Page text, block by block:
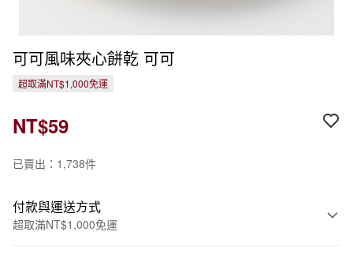
可可風味夾心餅乾 可可
超取滿NT$1,000免運
NT$59
已賣出：1,738件
付款與運送方式
超取滿NT$1,000免運